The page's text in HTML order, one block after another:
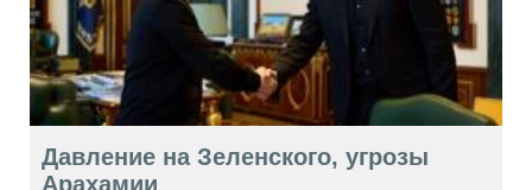
Давление на Зеленского, угрозы
Арахамии